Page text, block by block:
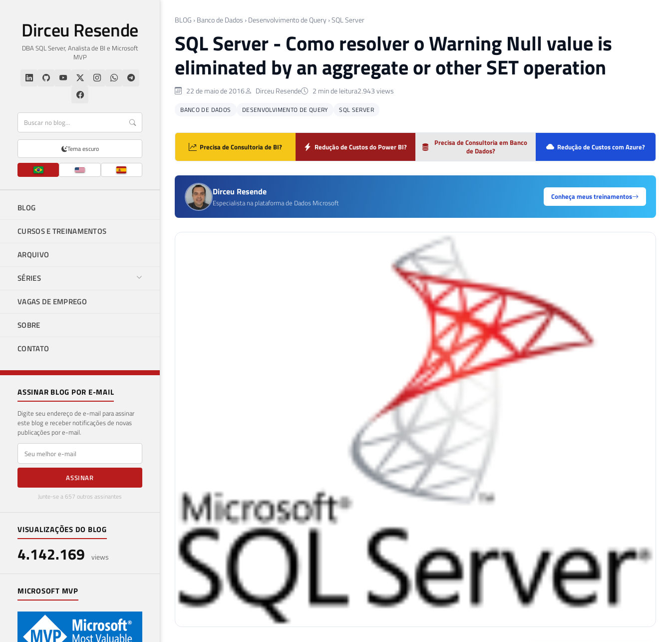
Dirceu Resende
DBA SQL Server, Analista de BI e Microsoft
MVP
Tema escuro
BLOG
CURSOS E TREINAMENTOS
ARQUIVO
SÉRIES
VAGAS DE EMPREGO
SOBRE
CONTATO
ASSINAR BLOG POR E-MAIL
Digite seu endereço de e-mail para assinar
este blog e receber notificações de novas
publicações por e-mail.
E-mail
ASSINAR
Junte-se a 657 outros assinantes
VISUALIZAÇÕES DO BLOG
4.142.169 views
MICROSOFT MVP
BLOG › Banco de Dados › Desenvolvimento de Query ›SQL Server
SQL Server - Como resolver o Warning Null value is
eliminated by an aggregate or other SET operation
22 de maio de 2016 Dirceu Resende 2 min de leitura2.943 views
BANCO DE DADOS DESENVOLVIMENTO DE QUERY SQL SERVER
Precisa de Consultoria de BI? Redução de Custos do Power BI?
Precisa de Consultoria em Banco
de Dados?
Redução de Custos com Azure?
Dirceu Resende
Especialista na plataforma de Dados Microsoft
Conheça meus treinamentos